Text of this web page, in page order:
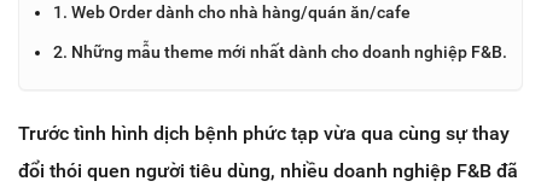
1. Web Order dành cho nhà hàng/quán ăn/cafe
2. Những mẫu theme mới nhất dành cho doanh nghiệp F&B.
Trước tình hình dịch bệnh phức tạp vừa qua cùng sự thay
đổi thói quen người tiêu dùng, nhiều doanh nghiệp F&B đã